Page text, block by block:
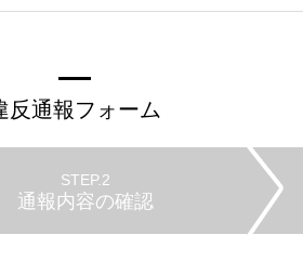
反通報フォーム
STEP.2
通報内容の確認